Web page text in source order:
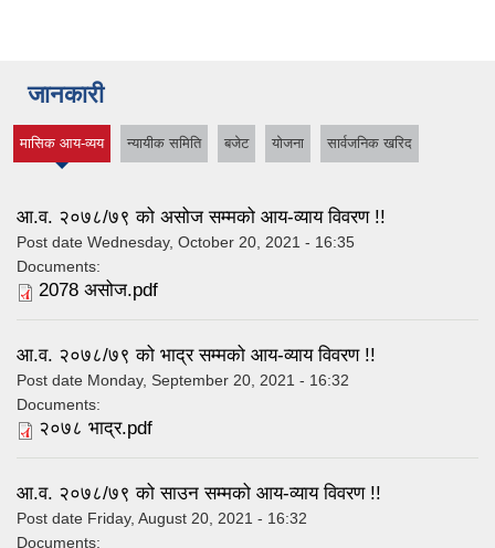
जानकारी
मासिक आय-व्यय न्यायीक समिति बजेट योजना सार्वजनिक खरिद
आ.व. २०७८/७९ को असोज सम्मको आय-व्याय विवरण !!
Post date Wednesday, October 20, 2021 - 16:35
Documents:
2078 असोज.pdf
आ.व. २०७८/७९ को भाद्र सम्मको आय-व्याय विवरण !!
Post date Monday, September 20, 2021 - 16:32
Documents:
२०७८ भाद्र.pdf
आ.व. २०७८/७९ को साउन सम्मको आय-व्याय विवरण !!
Post date Friday, August 20, 2021 - 16:32
Documents: